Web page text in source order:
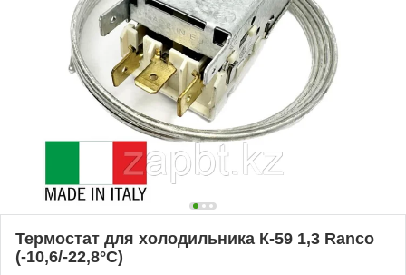
Термостат для холодильника К-59 1,3 Ranco
(-10,6/-22,8°C)